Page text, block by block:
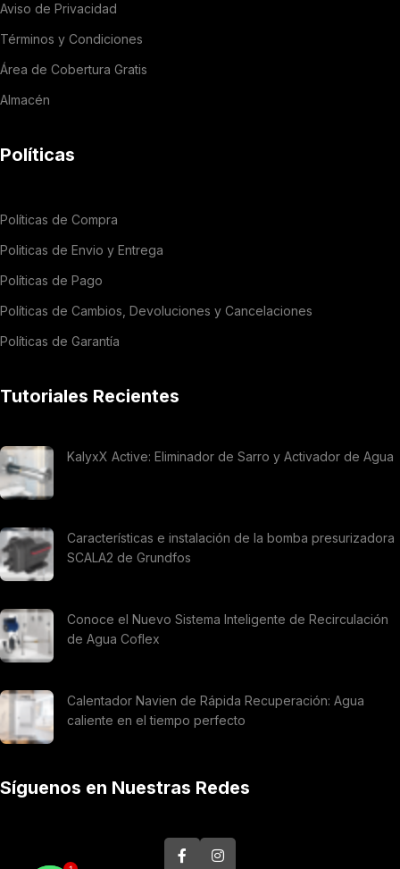
Aviso de Privacidad
Términos y Condiciones
Área de Cobertura Gratis
Almacén
Políticas
Políticas de Compra
Politicas de Envio y Entrega
Políticas de Pago
Políticas de Cambios, Devoluciones y Cancelaciones
Políticas de Garantía
Tutoriales Recientes
KalyxX Active: Eliminador de Sarro y Activador de Agua
Características e instalación de la bomba presurizadora
SCALA2 de Grundfos
Conoce el Nuevo Sistema Inteligente de Recirculación
de Agua Coflex
Calentador Navien de Rápida Recuperación: Agua
caliente en el tiempo perfecto
Síguenos en Nuestras Redes